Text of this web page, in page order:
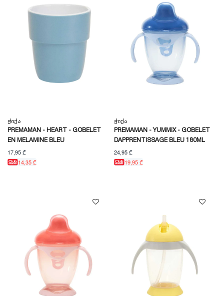
Ჭიქა
PREMAMAN - HEART - GOBELET
EN MELAMINE BLEU
17,95 ₾
14,35 ₾
Ჭიქა
PREMAMAN - YUMMIX - GOBELET
DAPPRENTISSAGE BLEU 180ML
24,95 ₾
19,95 ₾